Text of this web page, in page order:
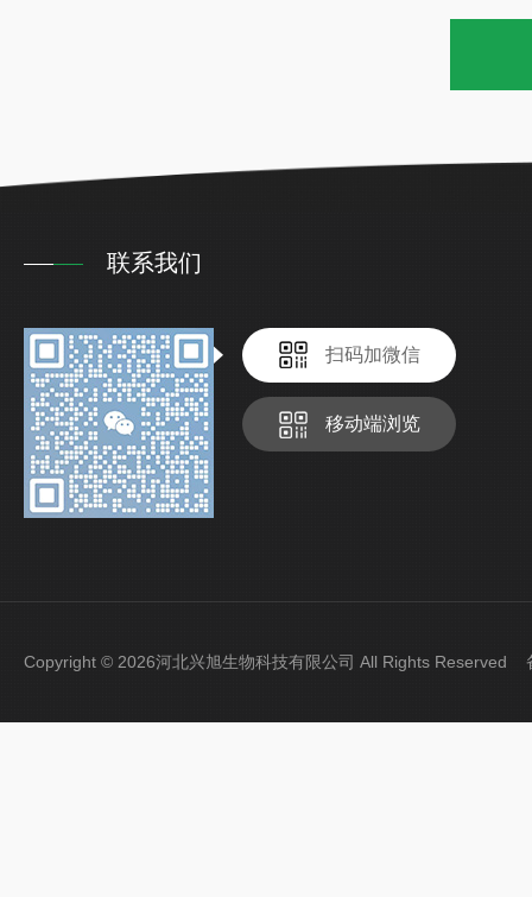
联系我们
扫码加微信
移动端浏览
Copyright © 2026河北兴旭生物科技有限公司 All Rights Reserved